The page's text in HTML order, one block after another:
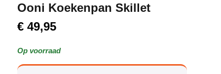
Ooni Koekenpan Skillet
€ 49,95
Op voorraad